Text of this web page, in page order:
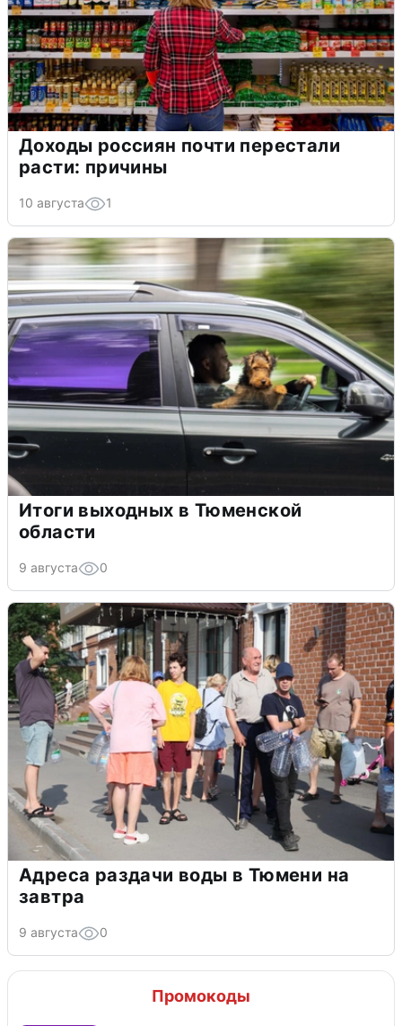
Доходы россиян почти перестали
расти: причины
10 августа 1
Итоги выходных в Тюменской
области
9 августа 0
Адреса раздачи воды в Тюмени на
завтра
9 августа 0
Промокоды